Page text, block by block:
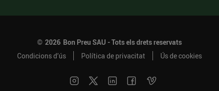
© 2026 Bon Preu SAU - Tots els drets reservats
Condicions d’ús
Política de privacitat Ús de cookies